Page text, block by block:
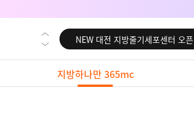
NEW 교대 지방줄기세포센터 오픈
NEW 대전 지방줄기세포센터 오픈
NEW 노원 지방줄기세포센터 오픈
NEW 미국 LA점 오픈
지방하나만 365mc